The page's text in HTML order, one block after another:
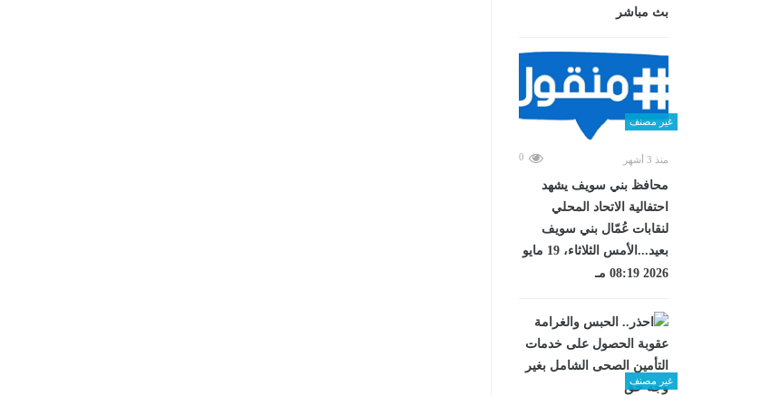
بث مباشر
غير مصنف
منذ 3 أشهر 0
محافظ بني سويف يشهد
احتفالية الاتحاد المحلي
لنقابات عُمّال بني سويف
بعيد...الأمس الثلاثاء، 19 مايو
2026 08:19 مـ
غير مصنف